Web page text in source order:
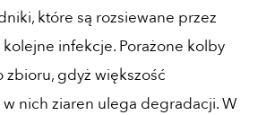
które są rozsiewane przez
infekcje. Porażone kolby
zbioru, gdyż większość
nich ziaren ulega degradacji. W